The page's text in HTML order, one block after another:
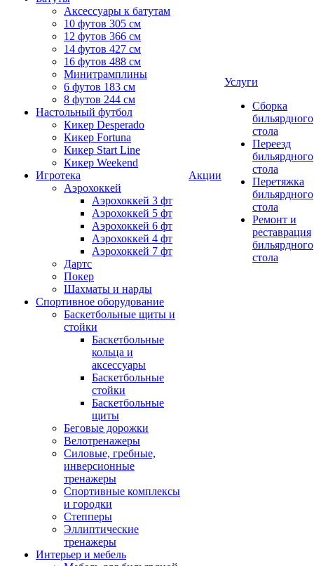
Аксессуары к батутам
10 футов 305 см
12 футов 366 см
14 футов 427 см
16 футов 488 см
Минитрамплины
6 футов 183 см
8 футов 244 см
Настольный футбол
Кикер Desperado
Кикер Fortuna
Кикер Start Line
Кикер Weekend
Игротека
Аэрохоккей
Аэрохоккей 3 фт
Аэрохоккей 5 фт
Аэрохоккей 6 фт
Аэрохоккей 4 фт
Аэрохоккей 7 фт
Дартс
Покер
Шахматы и нарды
Спортивное оборудование
Баскетбольные щиты и
стойки
Баскетбольные
кольца и
аксессуары
Баскетбольные
стойки
Баскетбольные
щиты
Беговые дорожки
Велотренажеры
Силовые, гребные,
инверсионные
тренажеры
Спортивные комплексы
и городки
Степперы
Эллиптические
тренажеры
Интерьер и мебель
Акции
Услуги
Сборка
бильярдного
стола
Переезд
бильярдного
стола
Перетяжка
бильярдного
стола
Ремонт и
реставрация
бильярдного
стола